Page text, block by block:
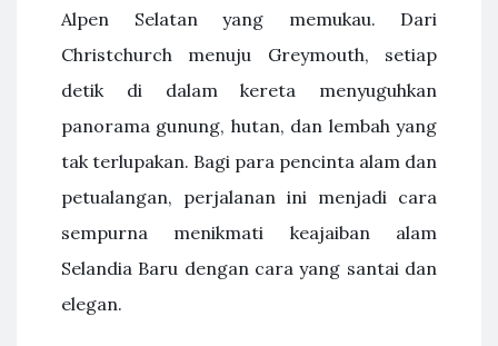
Alpen Selatan yang memukau. Dari
Christchurch menuju Greymouth, setiap
detik di dalam kereta menyuguhkan
panorama gunung, hutan, dan lembah yang
tak terlupakan. Bagi para pencinta alam dan
petualangan, perjalanan ini menjadi cara
sempurna menikmati keajaiban alam
Selandia Baru dengan cara yang santai dan
elegan.